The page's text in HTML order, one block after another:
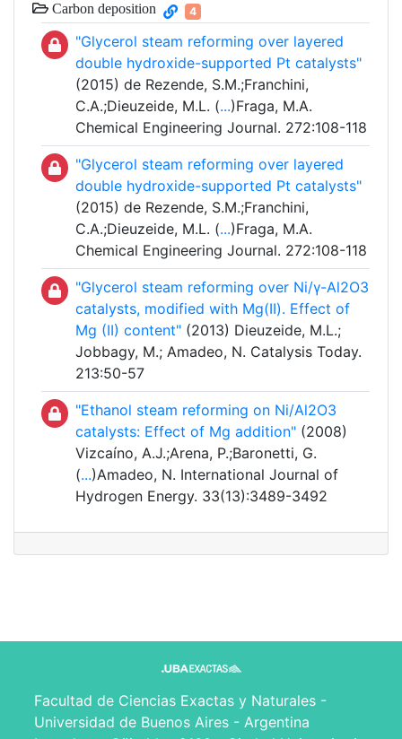
Carbon deposition 4
"Glycerol steam reforming over layered
double hydroxide-supported Pt catalysts"
(2015) de Rezende, S.M.;Franchini,
C.A.;Dieuzeide, M.L. (...)Fraga, M.A.
Chemical Engineering Journal. 272:108-118
"Glycerol steam reforming over layered
double hydroxide-supported Pt catalysts"
(2015) de Rezende, S.M.;Franchini,
C.A.;Dieuzeide, M.L. (...)Fraga, M.A.
Chemical Engineering Journal. 272:108-118
"Glycerol steam reforming over Ni/γ-Al2O3
catalysts, modified with Mg(II). Effect of
Mg (II) content" (2013) Dieuzeide, M.L.;
Jobbagy, M.; Amadeo, N. Catalysis Today.
213:50-57
"Ethanol steam reforming on Ni/Al2O3
catalysts: Effect of Mg addition" (2008)
Vizcaíno, A.J.;Arena, P.;Baronetti, G.
(...)Amadeo, N. International Journal of
Hydrogen Energy. 33(13):3489-3492
Facultad de Ciencias Exactas y Naturales -
Universidad de Buenos Aires - Argentina